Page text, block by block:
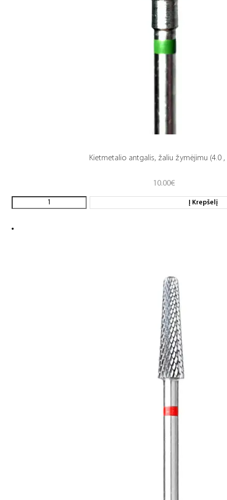
Kietmetalio antgalis, žaliu žymėjimu (4.0 ,
10.00€
Į Krepšelį